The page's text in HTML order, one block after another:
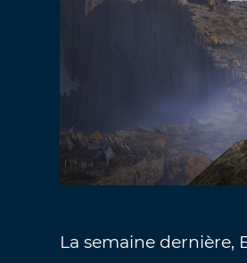
La semaine dernière,